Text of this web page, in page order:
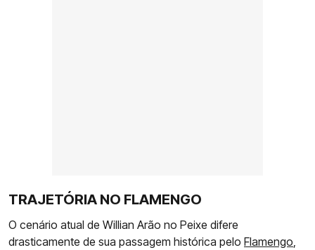
TRAJETÓRIA NO FLAMENGO
O cenário atual de Willian Arão no Peixe difere
drasticamente de sua passagem histórica pelo Flamengo,